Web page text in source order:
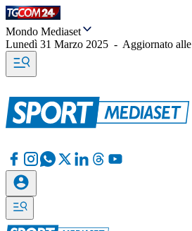
Mondo Mediaset
Lunedì 31 Marzo 2025 - Aggiornato alle